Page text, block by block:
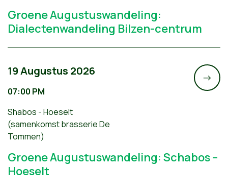
Groene Augustuswandeling:
Dialectenwandeling Bilzen-centrum
19 Augustus 2026
07:00 PM
Shabos - Hoeselt
(samenkomst brasserie De
Tommen)
Groene Augustuswandeling: Schabos –
Hoeselt
->